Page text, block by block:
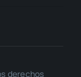
derechos